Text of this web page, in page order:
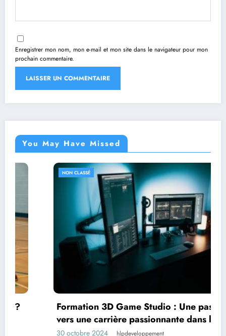
Enregistrer mon nom, mon e-mail et mon site dans le navigateur pour mon
prochain commentaire.
You May Have Missed
Formation 3D Game Studio : Une passerelle
vers une carrière passionnante dans le jeu
30 octobre 2024 hlpdeveloppement